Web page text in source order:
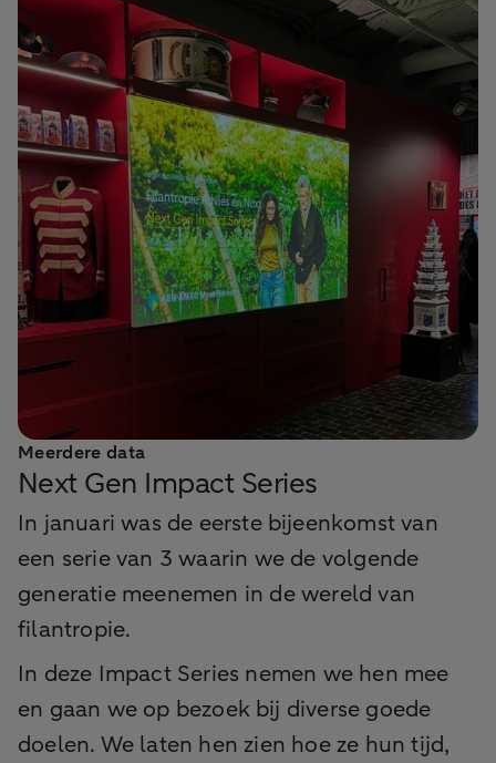
Next Gen Impact Series
Meerdere data
In januari was de eerste bijeenkomst van
een serie van 3 waarin we de volgende
generatie meenemen in de wereld van
filantropie.
In deze Impact Series nemen we hen mee
en gaan we op bezoek bij diverse goede
doelen. We laten hen zien hoe ze hun tijd,